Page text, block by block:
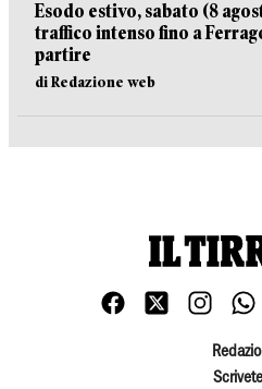
Esodo estivo, sabato (8
traffico intenso fino a
partire
di Redazione web